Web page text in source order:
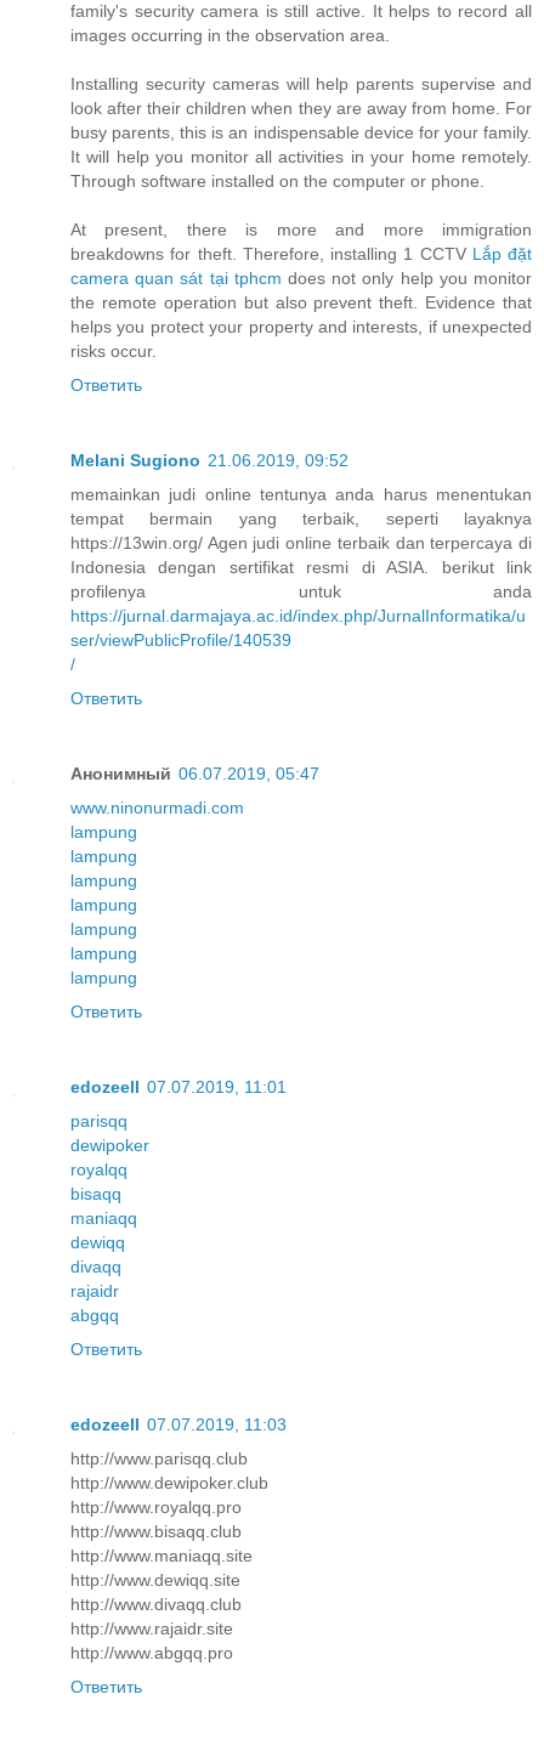
family's security camera is still active. It helps to record all
images occurring in the observation area.
Installing security cameras will help parents supervise and
look after their children when they are away from home. For
busy parents, this is an indispensable device for your family.
It will help you monitor all activities in your home remotely.
Through software installed on the computer or phone.
At present, there is more and more immigration
breakdowns for theft. Therefore, installing 1 CCTV Lắp đặt
camera quan sát tại tphcm does not only help you monitor
the remote operation but also prevent theft. Evidence that
helps you protect your property and interests, if unexpected
risks occur.
Ответить
Melani Sugiono 21.06.2019, 09:52
memainkan judi online tentunya anda harus menentukan
tempat bermain yang terbaik, seperti layaknya
https://13win.org/ Agen judi online terbaik dan terpercaya di
Indonesia dengan sertifikat resmi di ASIA. berikut link
profilenya untuk anda
https://jurnal.darmajaya.ac.id/index.php/JurnalInformatika/u
ser/viewPublicProfile/140539
/
Ответить
Анонимный 06.07.2019, 05:47
www.ninonurmadi.com
lampung
lampung
lampung
lampung
lampung
lampung
lampung
Ответить
edozeell 07.07.2019, 11:01
parisqq
dewipoker
royalqq
bisaqq
maniaqq
dewiqq
divaqq
rajaidr
abgqq
Ответить
edozeell 07.07.2019, 11:03
http://www.parisqq.club
http://www.dewipoker.club
http://www.royalqq.pro
http://www.bisaqq.club
http://www.maniaqq.site
http://www.dewiqq.site
http://www.divaqq.club
http://www.rajaidr.site
http://www.abgqq.pro
Ответить